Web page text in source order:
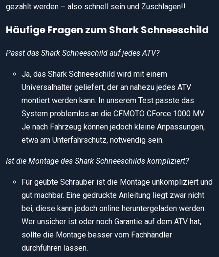
gezahlt werden – also schnell sein und Zuschlagen!!
Häufige Fragen zum Shark Schneeschild
Passt das Shark Schneeschild auf jedes ATV?
Ja, das Shark Schneeschild wird mit einem
Universalhalter geliefert, der an nahezu jedes ATV
montiert werden kann. In unserem Test passte das
System problemlos an die CFMOTO CForce 1000 MV.
Je nach Fahrzeug können jedoch kleine Anpassungen,
etwa am Unterfahrschutz, notwendig sein.
Ist die Montage des Shark Schneeschilds kompliziert?
Für geübte Schrauber ist die Montage unkompliziert und
gut machbar. Eine gedruckte Anleitung liegt zwar nicht
bei, diese kann jedoch online heruntergeladen werden.
Wer unsicher ist oder noch Garantie auf dem ATV hat,
sollte die Montage besser vom Fachhändler
durchführen lassen.